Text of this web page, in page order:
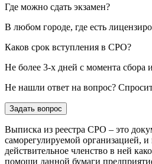
Где можно сдать экзамен?
В любом городе, где есть
Каков срок вступления в СРО?
Не более 3-х дней с момента сбора
Не нашли ответ на вопрос?
Задать вопрос
Выписка из реестра СРО – это
саморегулируемой организацией,
действительное членство в ней
помощи данной бумаги